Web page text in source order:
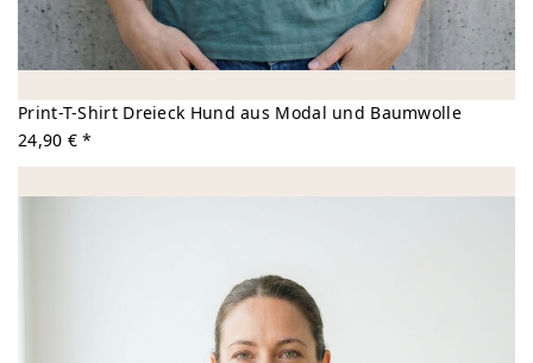
Print-T-Shirt Dreieck Hund aus Modal und Baumwolle
24,90 € *